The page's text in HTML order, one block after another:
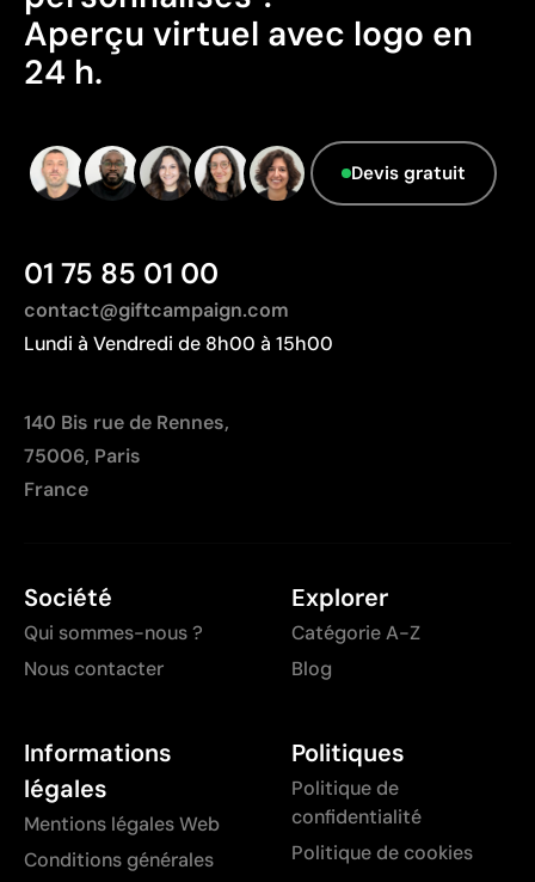
Emballage - Points: 0 / 10
Emballage sans caractéristiques considérées
comme durables.
Fabriqué en Chine, avec une distance de
transport plus importante par rapport à l'Europe.
Aperçu virtuel avec logo en
24 h.
Devis gratuit
01 75 85 01 00
contact@giftcampaign.com
Lundi à Vendredi de 8h00 à 15h00
140 Bis rue de Rennes,
75006, Paris
France
Société
Qui sommes-nous ?
Nous contacter
Explorer
Catégorie A-Z
Blog
Informations
légales
Mentions légales Web
Conditions générales
Politiques
Politique de
confidentialité
Politique de cookies